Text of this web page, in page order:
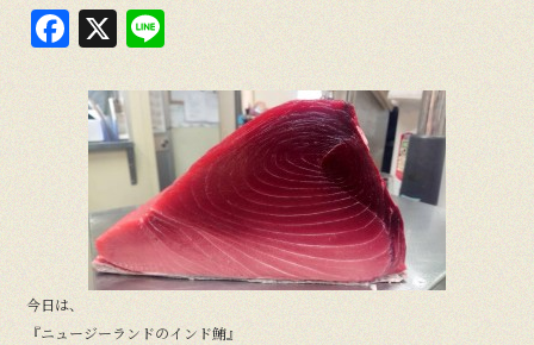
F
a
c
e
b
o
o
k
X
e
今日は、
『ニュージーランドのインド鮪』